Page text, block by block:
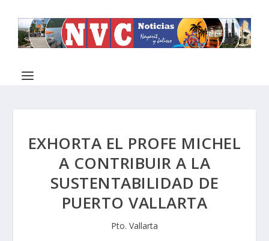
EXHORTA EL PROFE MICHEL
A CONTRIBUIR A LA
SUSTENTABILIDAD DE
PUERTO VALLARTA
Pto. Vallarta